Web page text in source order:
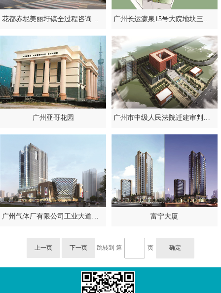
花都赤坭美丽圩镇全过程咨询管理（“百千万”工程） 广州长运濂泉15号大院地块三旧改造项目咨询策划
广州亚哥花园 广州市中级人民法院迁建审判大楼
广州气体厂有限公司工业大道地块“三旧”改造 富宁大厦
上一页 下一页 跳转到 第 页